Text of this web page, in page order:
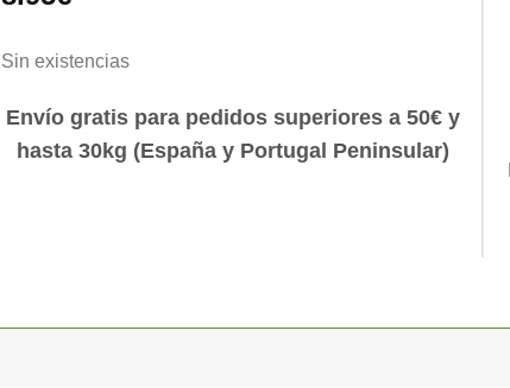
Sin existencias
Envío gratis para pedidos superiores a 50€ y
hasta 30kg (España y Portugal Peninsular)